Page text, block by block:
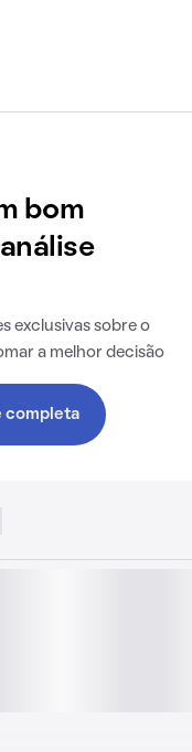
bom
exclusivas sobre o
a melhor decisão
completa